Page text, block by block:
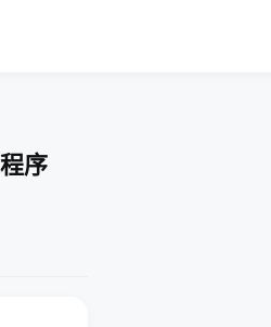
序